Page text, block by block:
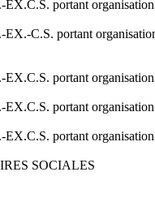
portant
C.S. portant
portant
portant
portant
SOCIALES